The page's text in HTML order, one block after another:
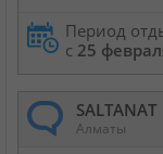
Период
с 25
SALTANAT
Алматы